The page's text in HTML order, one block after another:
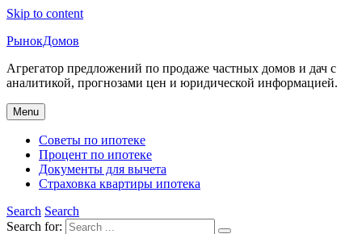
Skip to content
РынокДомов
Агрегатор предложений по продаже частных домов и дач с
аналитикой, прогнозами цен и юридической информацией.
Menu
Советы по ипотеке
Процент по ипотеке
Документы для вычета
Страховка квартиры ипотека
Search Search
Search for: